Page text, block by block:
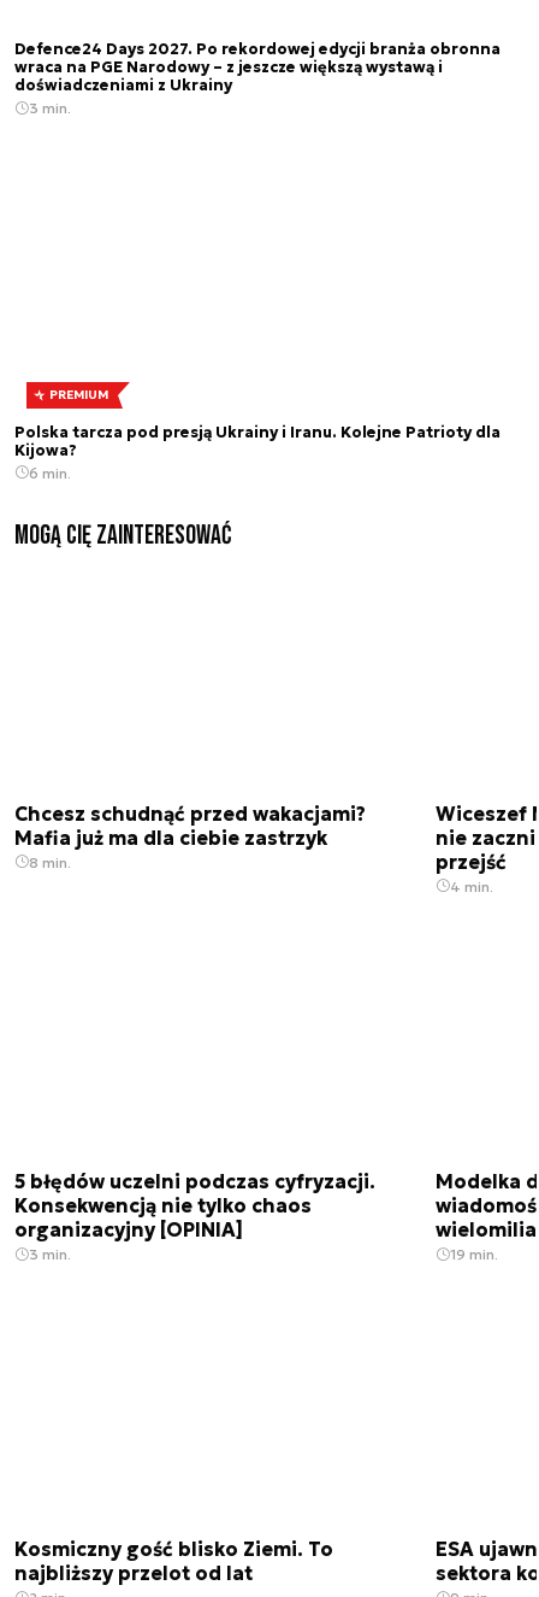
Defence24 Days 2027. Po rekordowej edycji branża obronna
wraca na PGE Narodowy – z jeszcze większą wystawą i
doświadczeniami z Ukrainy
3 min.
PREMIUM
Polska tarcza pod presją Ukrainy i Iranu. Kolejne Patrioty dla
Kijowa?
6 min.
Mogą Cię zainteresować
Chcesz schudnąć przed wakacjami?
Mafia już ma dla ciebie zastrzyk
8 min.
Wiceszef
nie
przejść
4 min.
5 błędów uczelni podczas cyfryzacji.
Konsekwencją nie tylko chaos
organizacyjny [OPINIA]
3 min.
Modelka
19 min.
Kosmiczny gość blisko Ziemi. To
najbliższy przelot od lat
ESA
sektora